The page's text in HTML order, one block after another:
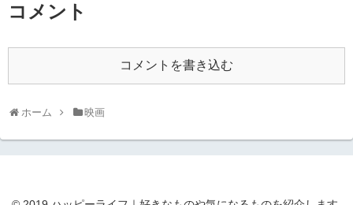
コメント
コメントを書き込む
ホーム 映画